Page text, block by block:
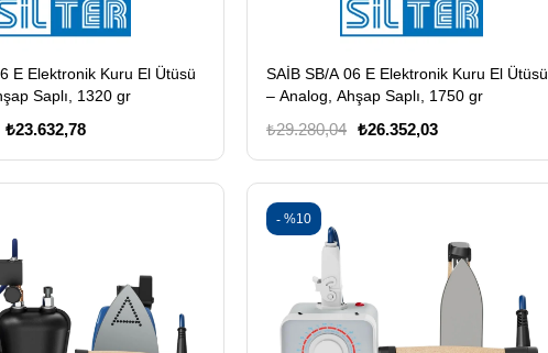
E Elektronik Kuru El Ütüsü
Saplı, 1320 gr
₺23.632,78
SAİB SB/A 06 E Elektronik Kuru El Ütüsü
– Analog, Ahşap Saplı, 1750 gr
₺26.352,03
₺29.280,04
%10